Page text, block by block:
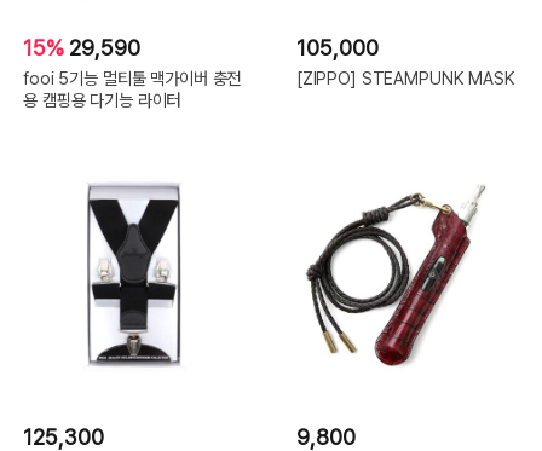
15% 29,590
fooi 5기능 멀티툴 맥가이버 충전
용 캠핑용 다기능 라이터
105,000
[ZIPPO] STEAMPUNK MASK
125,300 9,800